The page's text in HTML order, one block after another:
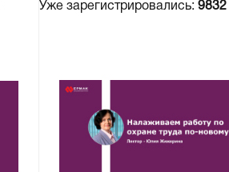
Уже зарегистрировались: 9832